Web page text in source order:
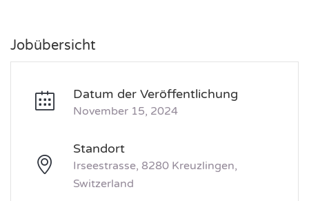
Jobübersicht
Datum der Veröffentlichung
November 15, 2024
Standort
Irseestrasse, 8280 Kreuzlingen,
Switzerland